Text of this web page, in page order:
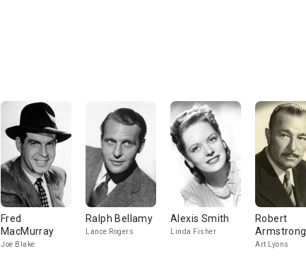
Fred
MacMurray
Joe Blake
Ralph Bellamy
Lance Rogers
Alexis Smith
Linda Fisher
Robert
Armstrong
Art Lyons